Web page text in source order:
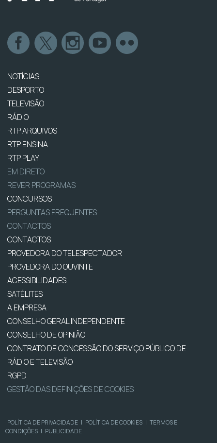
NOTÍCIAS
DESPORTO
TELEVISÃO
RÁDIO
RTP ARQUIVOS
RTP ENSINA
RTP PLAY
EM DIRETO
REVER PROGRAMAS
CONCURSOS
PERGUNTAS FREQUENTES
CONTACTOS
CONTACTOS
PROVEDORA DO TELESPECTADOR
PROVEDORA DO OUVINTE
ACESSIBILIDADES
SATÉLITES
A EMPRESA
CONSELHO GERAL INDEPENDENTE
CONSELHO DE OPINIÃO
CONTRATO DE CONCESSÃO DO SERVIÇO PÚBLICO DE
RÁDIO E TELEVISÃO
RGPD
GESTÃO DAS DEFINIÇÕES DE COOKIES
POLÍTICA DE PRIVACIDADE | POLÍTICA DE COOKIES | TERMOS E
CONDIÇÕES | PUBLICIDADE